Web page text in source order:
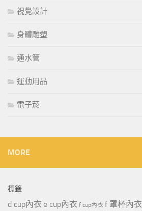
視覺設計
身體雕塑
通水管
運動用品
電子菸
MORE
標籤
d cup內衣 e cup內衣 f cup內衣 f 罩杯內衣